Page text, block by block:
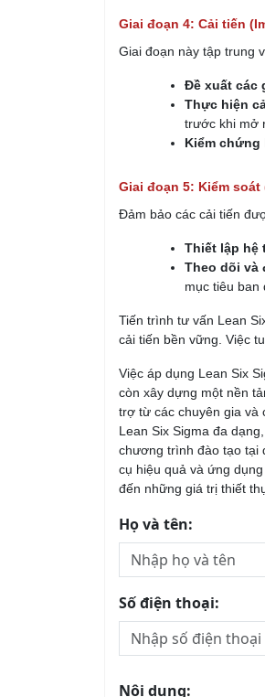
Giai đoạn 4: Cải tiến
Giai đoạn này tập trung
Đề xuất các
Thực hiện
trước khi mở
Kiểm chứng
Giai đoạn 5: Kiểm soát
Đảm bảo các cải tiến
Thiết lập hệ
Theo dõi và
mục tiêu ban
Tiến trình tư vấn Lean
cải tiến bền vững. Việc
Việc áp dụng Lean Six
còn xây dựng một nền
trợ từ các chuyên gia và
Lean Six Sigma đa
chương trình đào tạo tại
cụ hiệu quả và ứng
đến những giá trị thiết
Họ và tên:
Số điện thoại:
Nội dung: